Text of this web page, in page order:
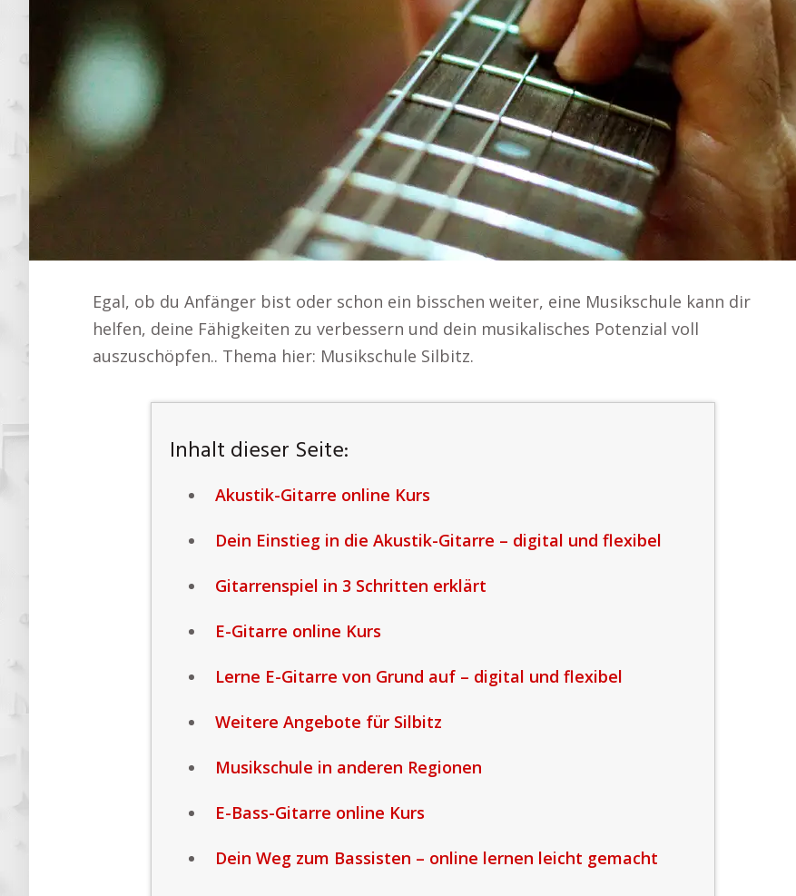
Egal, ob du Anfänger bist oder schon ein bisschen weiter, eine Musikschule kann dir
helfen, deine Fähigkeiten zu verbessern und dein musikalisches Potenzial voll
auszuschöpfen.. Thema hier: Musikschule Silbitz.
Inhalt dieser Seite:
Akustik-Gitarre online Kurs
Dein Einstieg in die Akustik-Gitarre – digital und flexibel
Gitarrenspiel in 3 Schritten erklärt
E-Gitarre online Kurs
Lerne E-Gitarre von Grund auf – digital und flexibel
Weitere Angebote für Silbitz
Musikschule in anderen Regionen
E-Bass-Gitarre online Kurs
Dein Weg zum Bassisten – online lernen leicht gemacht